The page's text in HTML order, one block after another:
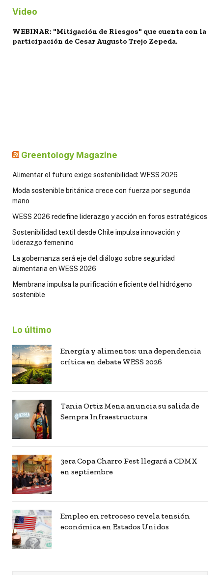
Video
WEBINAR: "Mitigación de Riesgos" que cuenta con la
participación de Cesar Augusto Trejo Zepeda.
Greentology Magazine
Alimentar el futuro exige sostenibilidad: WESS 2026
Moda sostenible británica crece con fuerza por segunda
mano
WESS 2026 redefine liderazgo y acción en foros estratégicos
Sostenibilidad textil desde Chile impulsa innovación y
liderazgo femenino
La gobernanza será eje del diálogo sobre seguridad
alimentaria en WESS 2026
Membrana impulsa la purificación eficiente del hidrógeno
sostenible
Lo último
Energía y alimentos: una dependencia
crítica en debate WESS 2026
Tania Ortiz Mena anuncia su salida de
Sempra Infraestructura
3era Copa Charro Fest llegará a CDMX
en septiembre
Empleo en retroceso revela tensión
económica en Estados Unidos